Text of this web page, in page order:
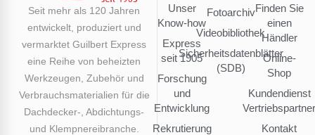
Seit mehr als 120 Jahren
entwickelt, produziert und
vermarktet Guilbert Express
eine Reihe von beheizten
Werkzeugen, Zubehör und
Verbrauchsmaterialien für die
Dachdecker-, Abdichtungs-
und Klempnereibranche.
Unser
Know-how
Express
seit 1905
Forschung
und
Entwicklung
Rekrutierung
Fotoarchiv
Videobibliothek
Sicherheitsdatenblätter
(SDB)
Finden Sie
einen
Händler
Online-
Shop
Kundendienst
Kontakt